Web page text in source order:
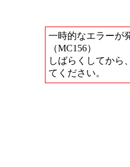
一時的なエラーが
（MC156）
しばらくしてから
てください。